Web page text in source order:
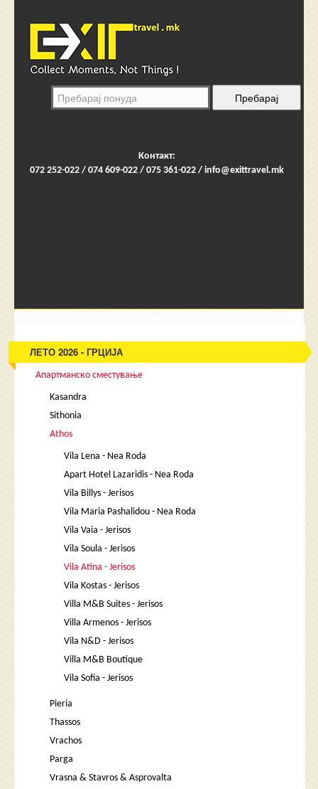
Контакт:
072 252-022 / 074 609-022 / 075 361-022 / info@exittravel.mk
ЛЕТО 2026 - ГРЦИЈА
Апартманско сместување
Kasandra
Sithonia
Athos
Vila Lena - Nea Roda
Apart Hotel Lazaridis - Nea Roda
Vila Billys - Jerisos
Vila Maria Pashalidou - Nea Roda
Vila Vaia - Jerisos
Vila Soula - Jerisos
Vila Atina - Jerisos
Vila Kostas - Jerisos
Villa M&B Suites - Jerisos
Villa Armenos - Jerisos
Vila N&D - Jerisos
Villa M&B Boutique
Vila Sofia - Jerisos
Pieria
Thassos
Vrachos
Parga
Vrasna & Stavros & Asprovalta